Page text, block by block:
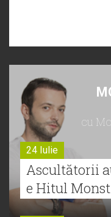
cu
24 Iulie
Ascultătorii
e Hitul